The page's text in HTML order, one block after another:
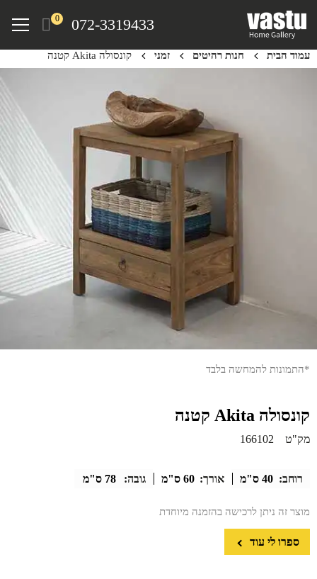
content
072-3319433
0
Menu
עמוד הבית חנות רהיטים זמני קונסולה Akita קטנה
*התמונות להמחשה בלבד
קונסולה Akita קטנה
מק"ט 166102
רוחב: 40 ס"מ אורך: 60 ס"מ גובה: 78 ס"מ
מוצר זה ניתן לרכישה בהזמנה מיוחדת
ספרו לי עוד